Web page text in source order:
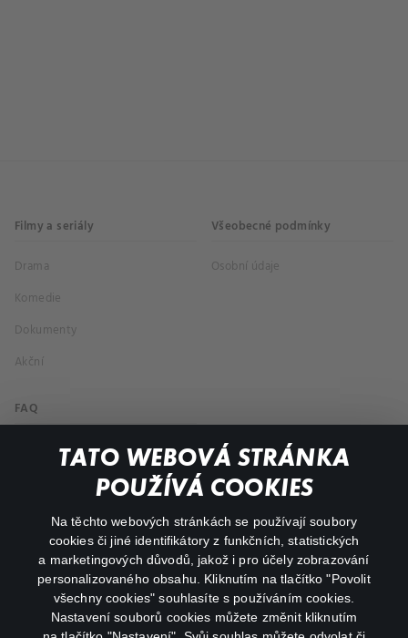
TATO WEBOVÁ STRÁNKA
POUŽÍVÁ COOKIES
Na těchto webových stránkách se používají soubory
cookies či jiné identifikátory z funkčních, statistických
a marketingových důvodů, jakož i pro účely zobrazování
personalizovaného obsahu. Kliknutím na tlačítko "Povolit
všechny cookies" souhlasíte s používáním cookies.
Nastavení souborů cookies můžete změnit kliknutím
Filmy a seriály
Drama
Komedie
Dokumenty
Akční
Všeobecné podmínky
Osobní údaje
FAQ
Můj účet
Důležité odkazy
facebookinstagram
youtube